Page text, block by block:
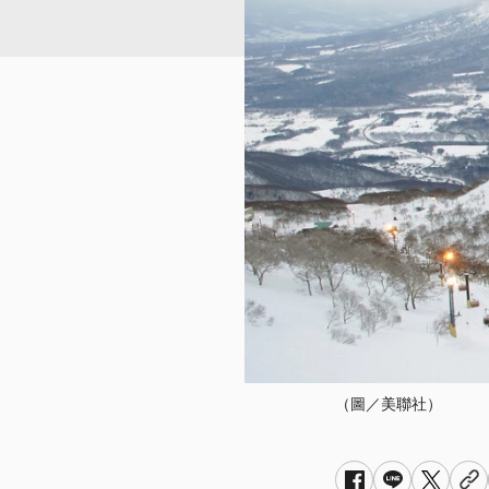
（圖／美聯社）